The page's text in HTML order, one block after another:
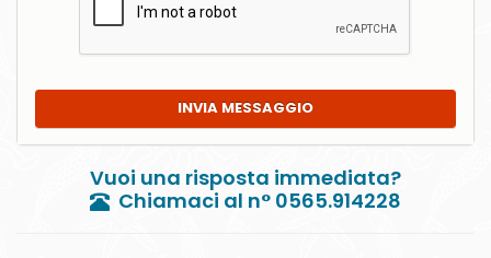
INVIA MESSAGGIO
Vuoi una risposta immediata?
Chiamaci al n° 0565.914228